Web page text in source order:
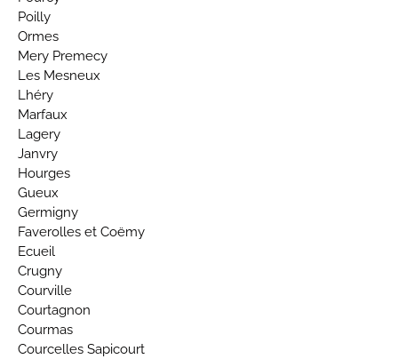
Poilly
Ormes
Mery Premecy
Les Mesneux
Lhéry
Marfaux
Lagery
Janvry
Hourges
Gueux
Germigny
Faverolles et Coëmy
Ecueil
Crugny
Courville
Courtagnon
Courmas
Courcelles Sapicourt